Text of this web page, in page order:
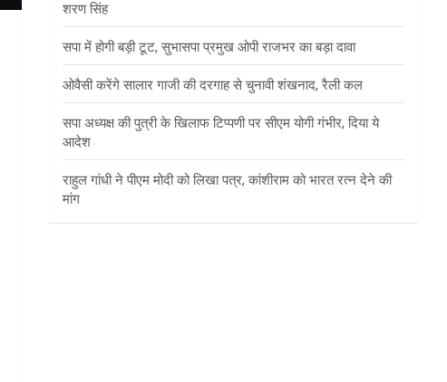
शरण सिंह
सपा में होगी बड़ी टूट, सुभासपा प्रमुख ओपी राजभर का बड़ा दावा
ओवैसी करेंगे सालार गाजी की दरगाह से चुनावी शंखनाद, रैली कल
सपा अध्यक्ष की पुत्री के खिलाफ टिप्पणी पर सीएम योगी गंभीर, दिया ये
आदेश
राहुल गांधी ने पीएम मोदी को लिखा पत्र, कांशीराम को भारत रत्न देने की
मांग